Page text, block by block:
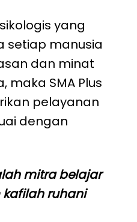
yang
setiap manusia
dan minat
SMA Plus
pelayanan
dengan
mitra belajar
ruhani